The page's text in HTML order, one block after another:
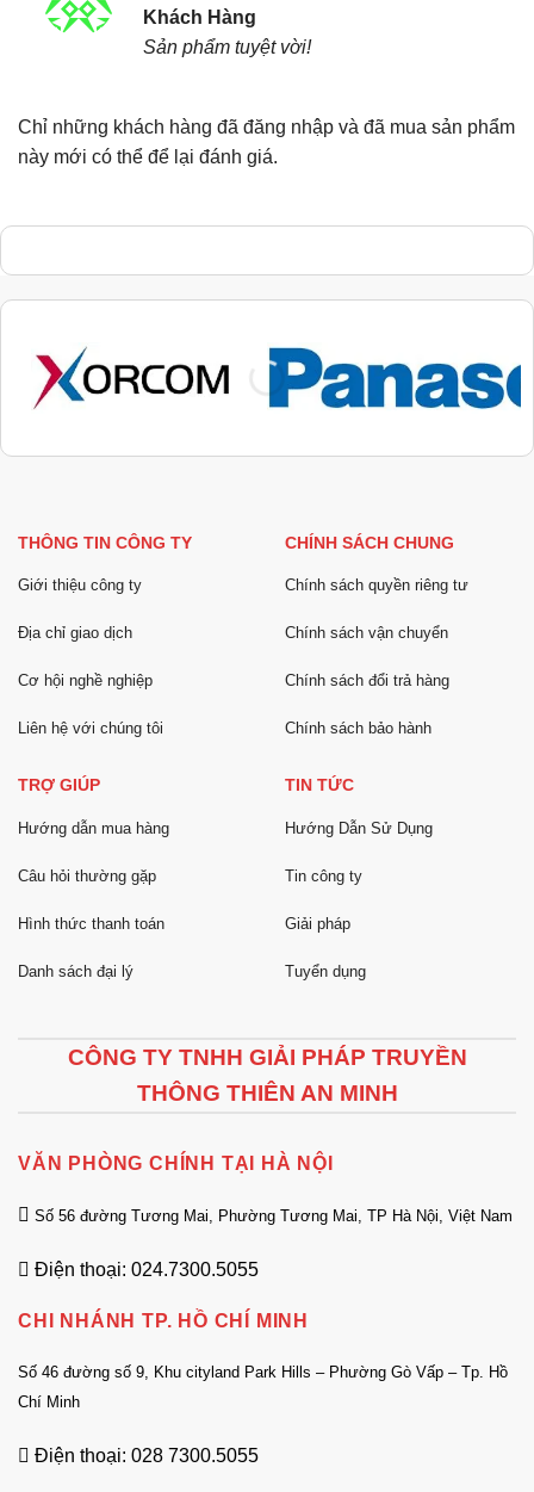
Được xếp
hạng55
sao
Khách Hàng
Sản phẩm tuyệt vời!
Chỉ những khách hàng đã đăng nhập và đã mua sản phẩm
này mới có thể để lại đánh giá.
THÔNG TIN CÔNG TY
Giới thiệu công ty
Địa chỉ giao dịch
Cơ hội nghề nghiệp
Liên hệ với chúng tôi
CHÍNH SÁCH CHUNG
Chính sách quyền riêng tư
Chính sách vận chuyển
Chính sách đổi trả hàng
Chính sách bảo hành
TRỢ GIÚP
Hướng dẫn mua hàng
Câu hỏi thường gặp
Hình thức thanh toán
Danh sách đại lý
TIN TỨC
Hướng Dẫn Sử Dụng
Tin công ty
Giải pháp
Tuyển dụng
CÔNG TY TNHH GIẢI PHÁP TRUYỀN
THÔNG THIÊN AN MINH
VĂN PHÒNG CHÍNH TẠI HÀ NỘI
Số 56 đường Tương Mai, Phường Tương Mai, TP Hà Nội, Việt Nam
Điện thoại: 024.7300.5055
CHI NHÁNH TP. HỒ CHÍ MINH
Số 46 đường số 9, Khu cityland Park Hills – Phường Gò Vấp – Tp. Hồ
Chí Minh
Điện thoại: 028 7300.5055